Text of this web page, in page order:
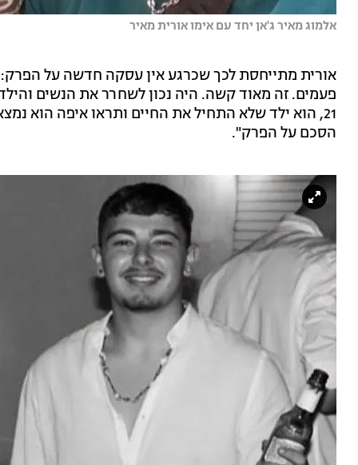
אלמוג מאיר ג'אן יחד עם אימו אורית מאיר
אורית מתייחסת לכך שכרגע אין עסקה חדשה על
פעמים. זה מאוד קשה. היה נכון לשחרר את הנשים
21, הוא ילד שלא התחיל את החיים ותראו איפה הוא
הסכם על הפרק".